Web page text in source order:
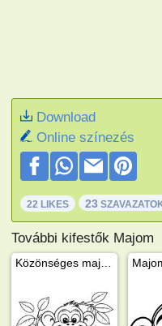
Download
Online színezés
22 LIKES 23
További kifestők Majom